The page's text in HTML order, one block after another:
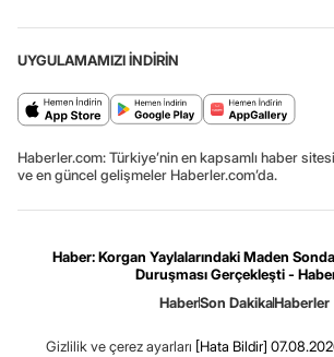
UYGULAMAMIZI İNDİRİN
Haberler.com: Türkiye’nin en kapsamlı haber
ve en güncel gelişmeler Haberler.com’da.
Haber: Korgan Yaylalarındaki Maden
Duruşması Gerçekleşti -
HaberSon DakikaHaberler
Gizlilik ve çerez ayarları [Hata Bildir]